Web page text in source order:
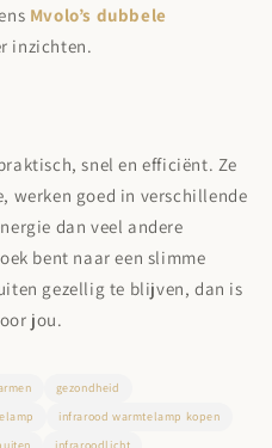
Mvolo’s dubbele
inzichten.
snel en efficiënt. Ze
werken goed in verschillende
dan veel andere
bent naar een slimme
gezellig te blijven, dan is
jou.
gezondheid
infrarood warmtelamp kopen